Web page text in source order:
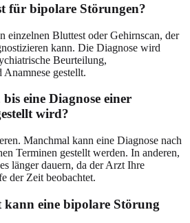
für bipolare Störungen?
einzelnen Bluttest oder Gehirnscan, der
kann. Die Diagnose wird
Beurteilung,
gestellt.
eine Diagnose einer
wird?
Manchmal kann eine Diagnose nach
Terminen gestellt werden. In anderen,
länger dauern, da der Arzt Ihre
der Zeit beobachtet.
eine bipolare Störung